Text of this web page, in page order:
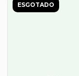
ESGOTADO